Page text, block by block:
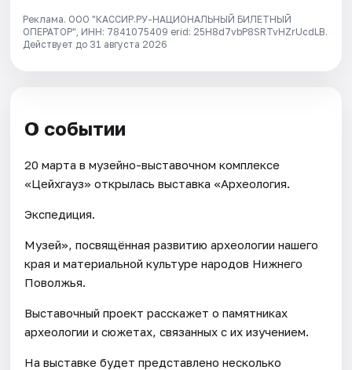
Реклама. ООО "КАССИР.РУ-НАЦИОНАЛЬНЫЙ БИЛЕТНЫЙ
ОПЕРАТОР", ИНН: 7841075409 erid: 25H8d7vbP8SRTvHZrUcdLB.
Действует до 31 августа 2026
О событии
20 марта в музейно-выставочном комплексе
«Цейхгауз» открылась выставка «Археология.
Экспедиция.
Музей», посвящённая развитию археологии нашего
края и материальной культуре народов Нижнего
Поволжья.
Выставочный проект расскажет о памятниках
археологии и сюжетах, связанных с их изучением.
На выставке будет представлено несколько